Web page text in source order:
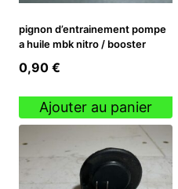
pignon d’entrainement pompe
a huile mbk nitro / booster
0,90 €
Ajouter au panier